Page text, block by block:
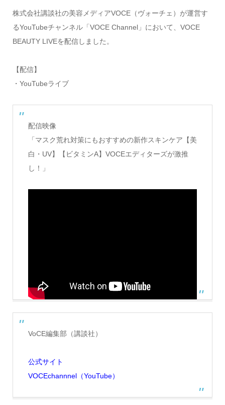
株式会社講談社の美容メディアVOCE（ヴォーチェ）が運営す
るYouTubeチャンネル「VOCE Channel」において、VOCE
BEAUTY LIVEを配信しました。
【配信】
・YouTubeライブ
配信映像
「マスク荒れ対策にもおすすめの新作スキンケア【美
白・UV】【ビタミンA】VOCEエディターズが激推
し！」
VoCE編集部（講談社）
公式サイト
VOCEchannnel（YouTube）